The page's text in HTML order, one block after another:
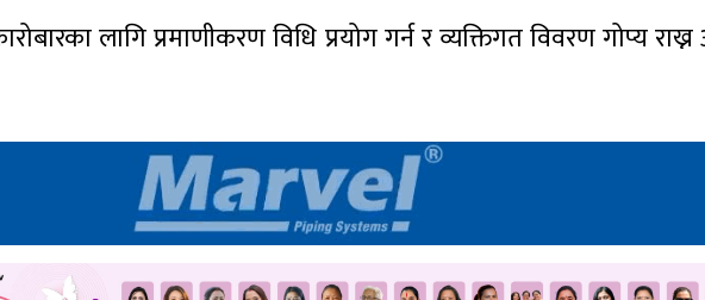
लागि प्रमाणीकरण विधि प्रयोग गर्न र व्यक्तिगत विवरण गोप्य